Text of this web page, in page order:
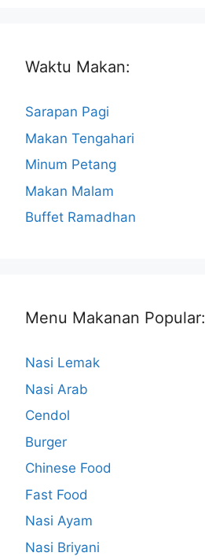
Waktu Makan:
Sarapan Pagi
Makan Tengahari
Minum Petang
Makan Malam
Buffet Ramadhan
Menu Makanan Popular:
Nasi Lemak
Nasi Arab
Cendol
Burger
Chinese Food
Fast Food
Nasi Ayam
Nasi Briyani